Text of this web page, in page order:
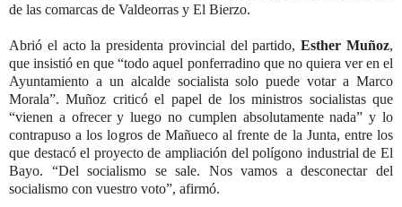
de las comarcas de Valdeorras y El Bierzo.
Abrió el acto la presidenta provincial del partido,Esther Muñoz,
que insistió en que “todo aquel ponferradino que no quiera ver en el
Ayuntamiento a un alcalde socialista solo puede votar a Marco
Morala”. Muñoz criticó el papel de los ministros socialistas que
“vienen a ofrecer y luego no cumplen absolutamente nada” y lo
contrapuso a los logros de Mañueco al frente de la Junta, entre los
que destacó el proyecto de ampliación del polígono industrial de El
Bayo. “Del socialismo se sale. Nos vamos a desconectar del
socialismo con vuestro voto”, afirmó.